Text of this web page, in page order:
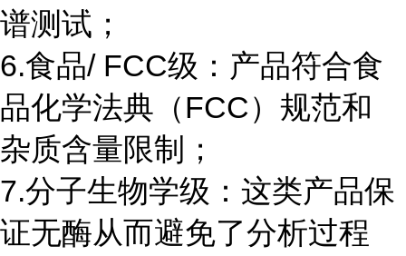
谱测试；
6.食品/ FCC级：产品符合食
品化学法典（FCC）规范和
杂质含量限制；
7.分子生物学级：这类产品保
证无酶从而避免了分析过程